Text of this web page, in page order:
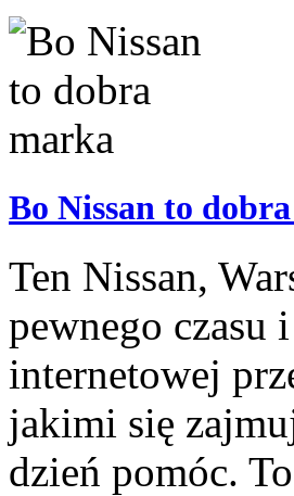
Bo Nissan to
Ten Nissan,
pewnego czasu
internetowej
jakimi się
dzień pomóc.